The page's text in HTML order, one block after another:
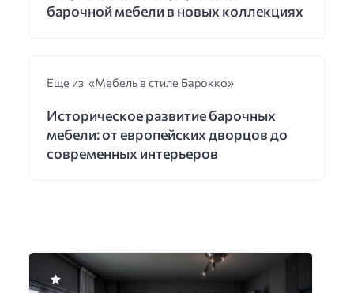
барочной мебели в новых коллекциях
Еще из «Мебель в стиле Барокко»
Историческое развитие барочных
мебели: от европейских дворцов до
современных интерьеров